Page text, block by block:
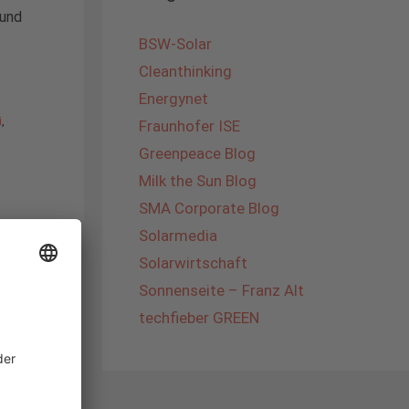
BSW-Solar
Cleanthinking
Energynet
Fraunhofer ISE
Greenpeace Blog
Milk the Sun Blog
SMA Corporate Blog
Solarmedia
Solarwirtschaft
Sonnenseite – Franz Alt
techfieber GREEN